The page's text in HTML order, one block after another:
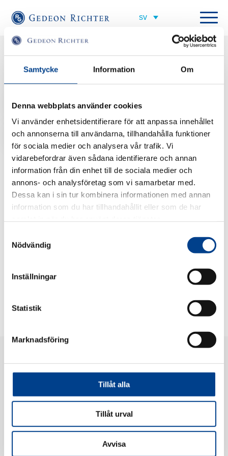
Samtycke Information Om
Denna webbplats använder cookies
Vi använder enhetsidentifierare för att anpassa innehållet
och annonserna till användarna, tillhandahålla funktioner
för sociala medier och analysera vår trafik. Vi
vidarebefordrar även sådana identifierare och annan
information från din enhet till de sociala medier och
annons- och analysföretag som vi samarbetar med.
Dessa kan i sin tur kombinera informationen med annan
information som du har tillhandahållit eller som de har
Nödvändig
Inställningar
Statistik
Marknadsföring
Tillåt alla
Tillåt urval
Avvisa
Alla medarbetare
Finance Director
+46 707 18 07 88
Barnhusgatan 22, 5tr, 111 23 Stockholm, Sweden
+46 8 611 24 00